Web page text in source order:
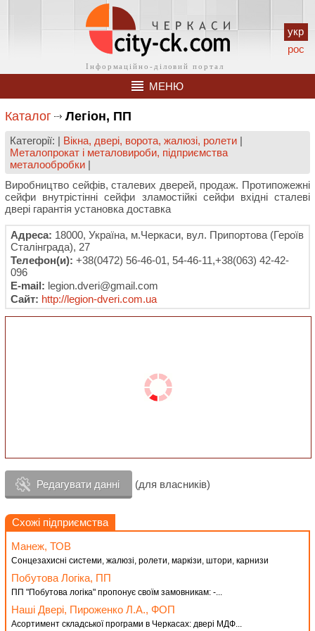
укр
рос
МЕНЮ
Каталог Легіон, ПП
Категорії: | Вікна, двері, ворота, жалюзі, ролети |
Металопрокат і металовироби, підприємства
металообробки |
Виробництво сейфів, сталевих дверей, продаж. Протипожежні
сейфи внутрістінні сейфи зламостійкі сейфи вхідні сталеві
двері гарантія установка доставка
Адреса: 18000, Україна, м.Черкаси, вул. Припортова (Героїв
Сталінграда), 27
Телефон(и): +38(0472) 56-46-01, 54-46-11,+38(063) 42-42-
096
E-mail: legion.dveri@gmail.com
Сайт: http://legion-dveri.com.ua
Редагувати данні (для власників)
Схожі підприємства
Манеж, ТОВ
Сонцезахисні системи, жалюзі, ролети, маркізи, штори, карнизи
Побутова Логіка, ПП
ПП "Побутова логіка" пропонує своїм замовникам: -...
Наші Двері, Пироженко Л.А., ФОП
Асортимент складської програми в Черкасах: двері МДФ...